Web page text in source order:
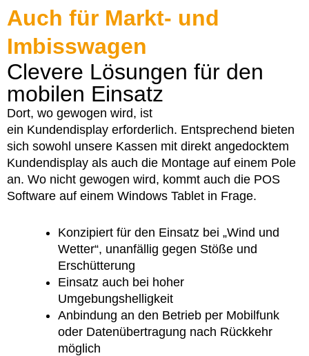
Auch für Markt- und
Imbisswagen
Clevere Lösungen für den
mobilen Einsatz
Dort, wo gewogen wird, ist
ein Kundendisplay erforderlich. Entsprechend bieten
sich sowohl unsere Kassen mit direkt angedocktem
Kundendisplay als auch die Montage auf einem Pole
an. Wo nicht gewogen wird, kommt auch die POS
Software auf einem Windows Tablet in Frage.
Konzipiert für den Einsatz bei „Wind und
Wetter“, unanfällig gegen Stöße und
Erschütterung
Einsatz auch bei hoher
Umgebungshelligkeit
Anbindung an den Betrieb per Mobilfunk
oder Datenübertragung nach Rückkehr
möglich